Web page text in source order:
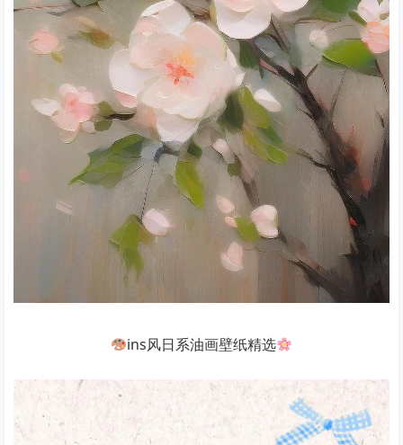
ins风日系油画壁纸精选